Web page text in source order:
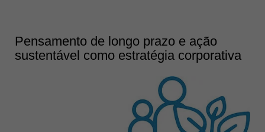
Türkiye
Việt Nam
Pensamento de longo prazo e ação
sustentável como estratégia corporativa